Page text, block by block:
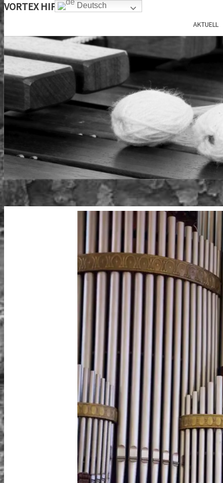
VORTEX HIFI
AKTUELL
Deutsch